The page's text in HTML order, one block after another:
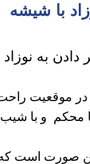
با شیشه
به نوزاد
و در موقعیت
محکم و با
صورت است که